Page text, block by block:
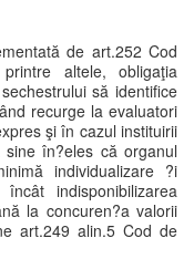
de art.252 Cod
altele, obligaţia
să identifice
recurge la evaluatori
şi în cazul instituirii
în?eles că organul
individualizare ?i
indisponibilizarea
la concuren?a valorii
art.249 alin.5 Cod de